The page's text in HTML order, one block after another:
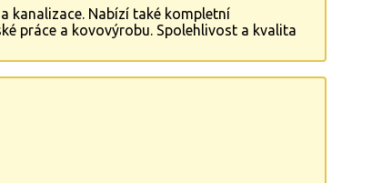
kanalizace. Nabízí také kompletní
práce a kovovýrobu. Spolehlivost a kvalita